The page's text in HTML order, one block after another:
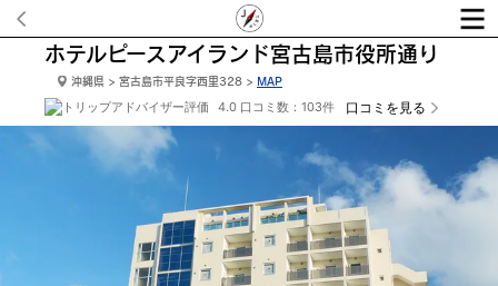
ホテルピースアイランド宮古島市役所通り
沖縄県 > 宮古島市平良字西里328 > MAP
4.0 口コミ数：103件 口コミを見る